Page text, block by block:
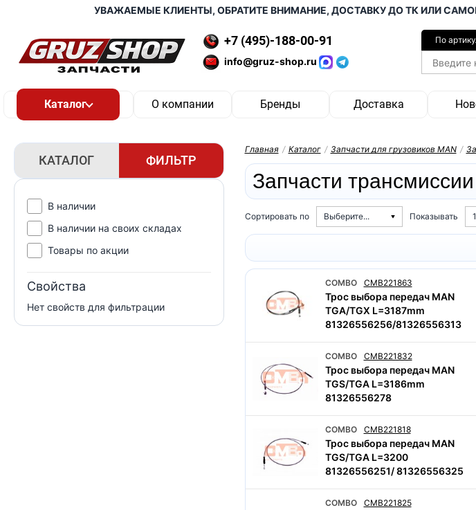
УВАЖАЕМЫЕ КЛИЕНТЫ, ОБРАТИТЕ ВНИМАНИЕ, ДОСТАВКУ ДО ТК ИЛИ
+7 (495)-188-00-91
info@gruz-shop.ru
По
О компании Бренды Доставка
КАТАЛОГ ФИЛЬТР
В наличии
В наличии на своих складах
Товары по акции
Свойства
Нет свойств для фильтрации
Главная / Каталог / Запчасти для грузовиков MAN /
Запчасти
Сортировать по Выберите... Показывать
COMBO CMB221863
Трос выбора передач MAN
TGA/TGX L=3187mm
81326556256/81326556313
COMBO CMB221832
Трос выбора передач MAN
TGS/TGA L=3186mm
81326556278
COMBO CMB221818
Трос выбора передач MAN
TGS/TGA L=3200
81326556251/ 81326556325
COMBO CMB221825